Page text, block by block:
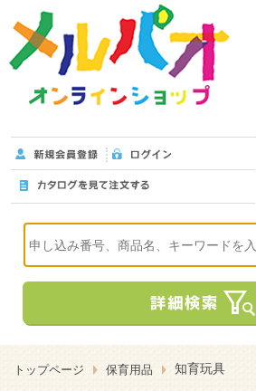
トップページ 保育用品 知育玩具